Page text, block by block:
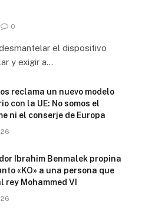
0
el dispositivo
y exigir a…
reclama un nuevo modelo
con la UE: No somos el
ni el conserje de Europa
Ibrahim Benmalek propina
«KO» a una persona que
rey Mohammed VI